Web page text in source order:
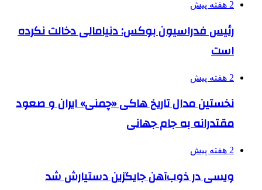
2 هفته پیش
رئیس فدراسیون بوکس: دنیامالی دخالت نکرده
است
2 هفته پیش
نخستین مدال تاریخ هاکی «چمنی» ایران و صعود
مقتدرانه به جام جهانی
2 هفته پیش
ویسی در ذوب‌آهن جایگزین دستیارش شد